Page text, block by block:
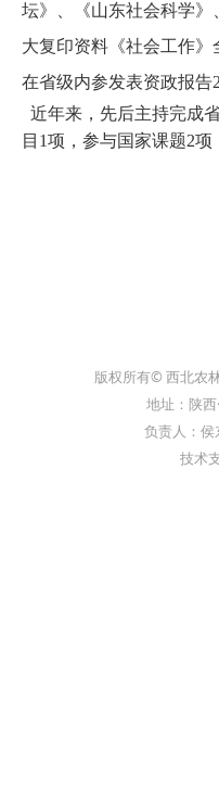
坛》、《山东社会科学》
大复印资料《社会工作》
在省级内参发表资政报告2
近年来， 先后主持完成
目 1项 ， 参与国家课题2项
版权所有© 西北农
地址：陕西
负责人：
技术